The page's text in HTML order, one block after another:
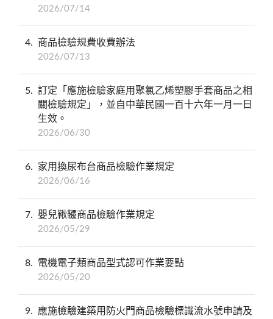
2026/07/14
4 商品檢驗規費收費辦法
2026/07/13
5
訂定「應施檢驗家庭用聚氯乙烯塑膠手套商品之相
關檢驗規定」，並自中華民國一百十六年一月一日
生效。
2026/06/30
6 家用換尿布台商品檢驗作業規定
2026/06/16
7 嬰兒鞦韆商品檢驗作業規定
2026/05/29
8 電機電子類商品型式認可作業要點
2026/05/20
9
應施檢驗建築用防火門商品檢驗標識流水號申請及